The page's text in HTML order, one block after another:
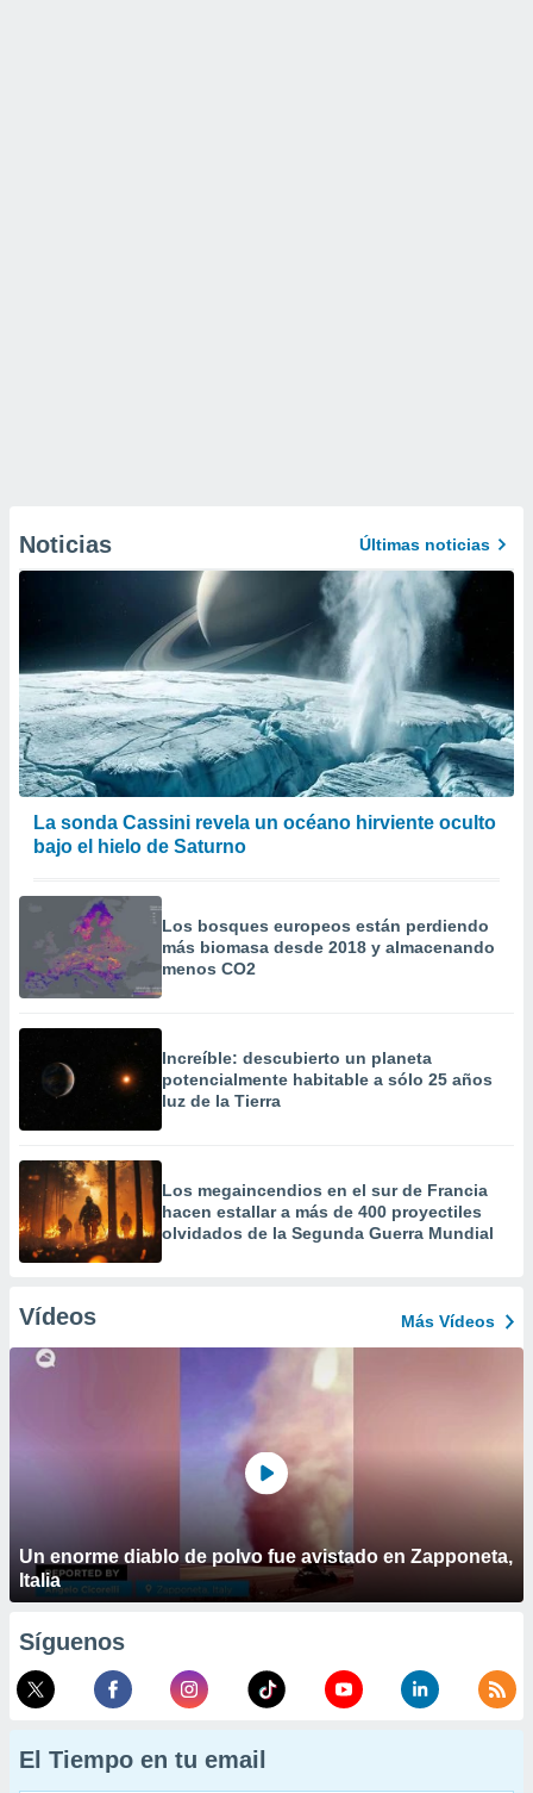
Noticias Últimas noticias
La sonda Cassini revela un océano hirviente oculto
bajo el hielo de Saturno
Los bosques europeos están perdiendo
más biomasa desde 2018 y almacenando
menos CO2
Increíble: descubierto un planeta
potencialmente habitable a sólo 25 años
luz de la Tierra
Los megaincendios en el sur de Francia
hacen estallar a más de 400 proyectiles
olvidados de la Segunda Guerra Mundial
Vídeos Más Vídeos
Un enorme diablo de polvo fue avistado en Zapponeta,
Italia
Síguenos
El Tiempo en tu email